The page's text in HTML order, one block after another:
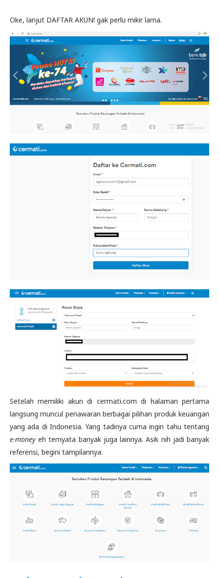
Oke, lanjut DAFTAR AKUN! gak perlu mikir lama.
Setelah memiliki akun di cermati.com di halaman pertama
langsung muncul penawaran berbagai pilihan produk keuangan
yang ada di Indonesia. Yang tadinya cuma ingin tahu tentang
e-money eh ternyata banyak juga lainnya. Asik nih jadi banyak
referensi, begini tampilannya: